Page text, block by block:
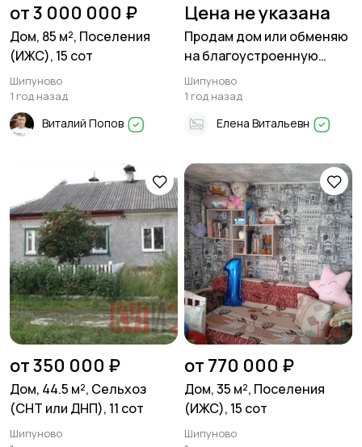
от 3 000 000 ₽
Дом, 85 м², Поселения
(ИЖС), 15 сот
Шипуново
1 год назад
Виталий Попов
Цена не указана
Продам дом или обменяю
на благоустроенную
квартиру, 75 м²,
Поселения (ИЖС), 12 сот в
Шипуново
Шипуново
1 год назад
Елена Витальевн
от 350 000 ₽
Дом, 44.5 м², Сельхоз
(СНТ или ДНП), 11 сот
Шипуново
от 770 000 ₽
Дом, 35 м², Поселения
(ИЖС), 15 сот
Шипуново